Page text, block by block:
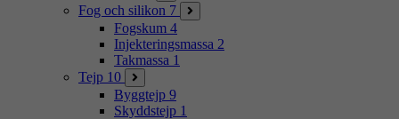
Fog och silikon 7
Fogskum 4
Injekteringsmassa 2
Takmassa 1
Tejp 10
Byggtejp 9
Skyddstejp 1